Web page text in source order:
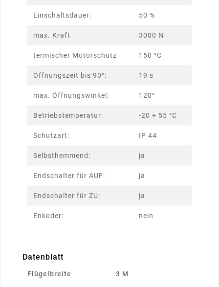
Einschaltsdauer: 50 %
max. Kraft 3000 N
termischer Motorschutz 150 °C
Öffnungszeit bis 90°: 19 s
max. Öffnungswinkel: 120°
Betriebstemperatur: -20 + 55 °C
Schutzart: IP 44
Selbsthemmend: ja
Endschalter für AUF: ja
Endschalter für ZU: ja
Enkoder: nein
Datenblatt
Flügelbreite 3 M